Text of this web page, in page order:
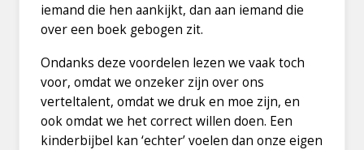
iemand die hen aankijkt, dan aan iemand die
over een boek gebogen zit.
Ondanks deze voordelen lezen we vaak toch
voor, omdat we onzeker zijn over ons
verteltalent, omdat we druk en moe zijn, en
ook omdat we het correct willen doen. Een
kinderbijbel kan ‘echter’ voelen dan onze eigen